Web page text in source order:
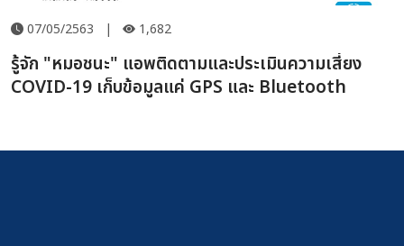
07/05/2563 | 1,682
รู้จัก "หมอชนะ" แอพติดตามและประเมินความเสี่ยง
COVID-19 เก็บข้อมูลแค่ GPS และ Bluetooth